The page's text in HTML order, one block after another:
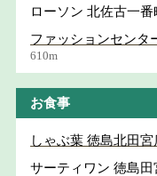
ローソン 北佐古一番
ファッションセンタ
610m
お食事
しゃぶ葉 徳島北田宮
サーティワン 徳島